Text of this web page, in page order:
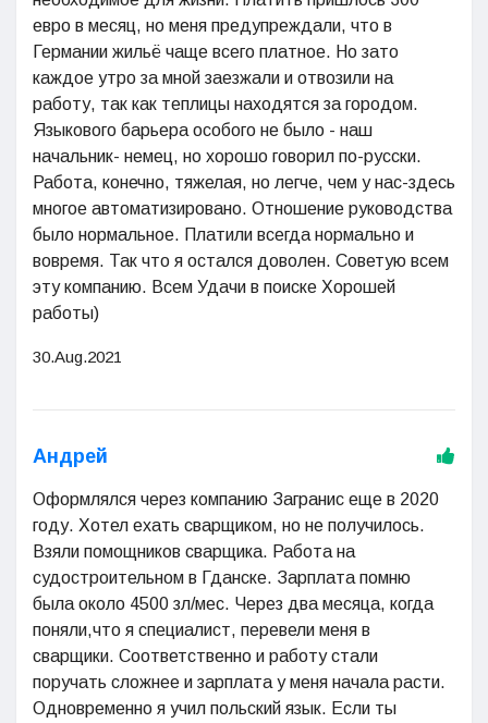
евро в месяц, но меня предупреждали, что в
Германии жильё чаще всего платное. Но зато
каждое утро за мной заезжали и отвозили на
работу, так как теплицы находятся за городом.
Языкового барьера особого не было - наш
начальник- немец, но хорошо говорил по-русски.
Работа, конечно, тяжелая, но легче, чем у нас-здесь
многое автоматизировано. Отношение руководства
было нормальное. Платили всегда нормально и
вовремя. Так что я остался доволен. Советую всем
эту компанию. Всем Удачи в поиске Хорошей
работы)
30.Aug.2021
Андрей
Оформлялся через компанию Загранис еще в 2020
году. Хотел ехать сварщиком, но не получилось.
Взяли помощников сварщика. Работа на
судостроительном в Гданске. Зарплата помню
была около 4500 зл/мес. Через два месяца, когда
поняли,что я специалист, перевели меня в
сварщики. Соответственно и работу стали
поручать сложнее и зарплата у меня начала расти.
Одновременно я учил польский язык. Если ты